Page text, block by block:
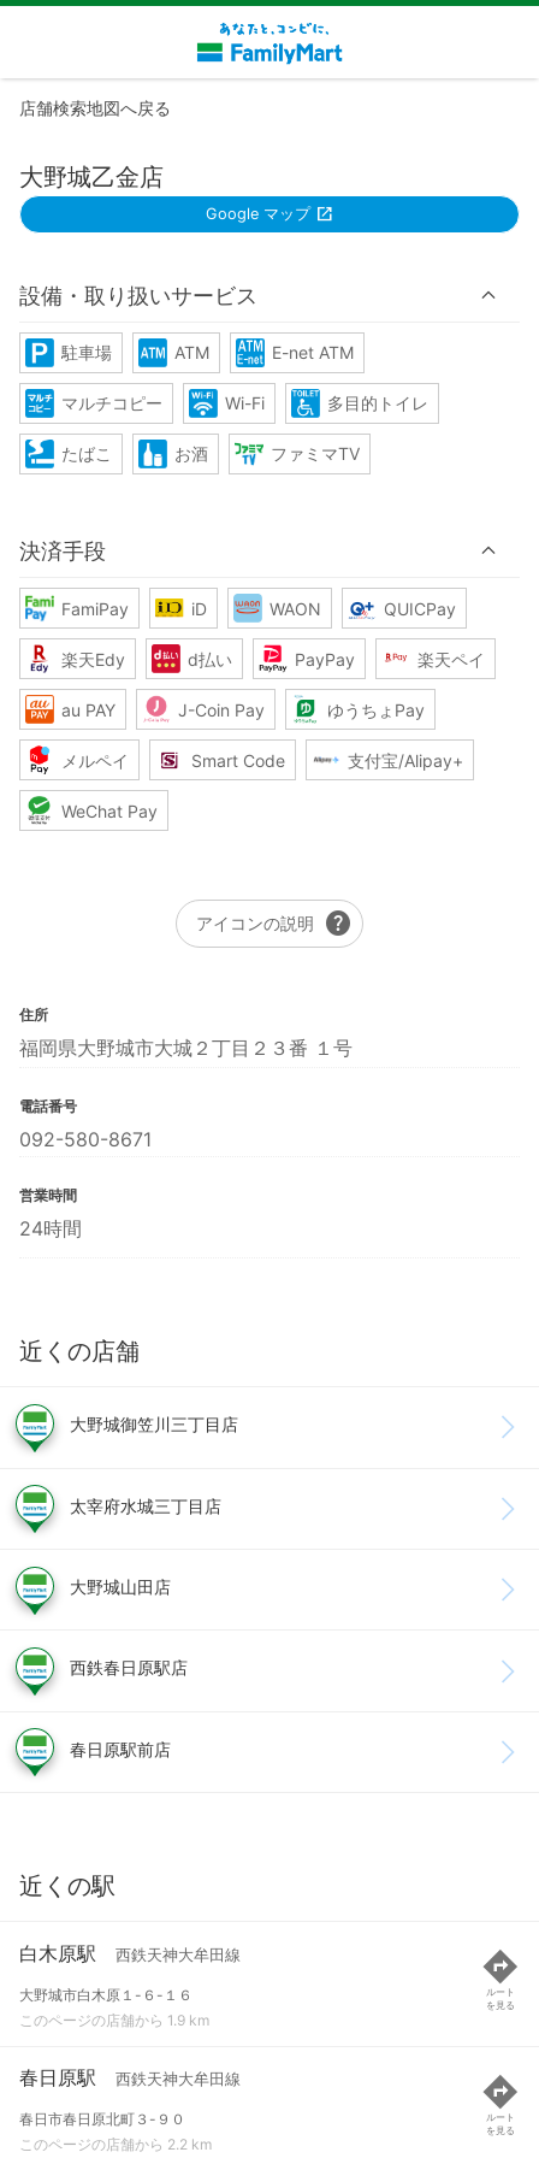
店舗検索地図へ戻る
大野城乙金店
Google マップ
設備・取り扱いサービス
駐車場 ATM E-net ATM
マルチコピー Wi-Fi 多目的トイレ
たばこ お酒 ファミマTV
決済手段
FamiPay iD WAON QUICPay
楽天Edy d払い PayPay 楽天ペイ
au PAY J-Coin Pay ゆうちょPay
メルペイ Smart Code 支付宝/Alipay+
WeChat Pay
アイコンの説明 help
住所
福岡県大野城市大城２丁目２３番 １号
電話番号
092-580-8671
営業時間
24時間
近くの店舗
大野城御笠川三丁目店
太宰府水城三丁目店
大野城山田店
西鉄春日原駅店
春日原駅前店
近くの駅
白木原駅 西鉄天神大牟田線
大野城市白木原１-６-１６
このページの店舗から 1.9 km
ルート
を見る
春日原駅 西鉄天神大牟田線
春日市春日原北町３-９０
このページの店舗から 2.2 km
ルート
を見る